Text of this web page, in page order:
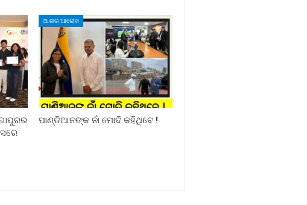
ଆଶାର ଆଲୋକ
ପାଣ୍ଡିଆନଙ୍କ ନାଁ ମୋଦି କହିଥିବେ !